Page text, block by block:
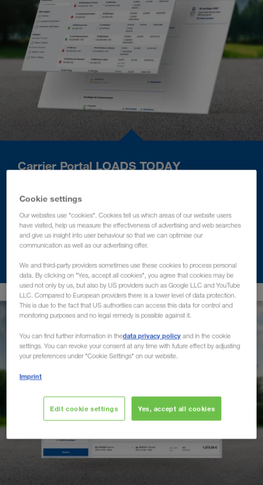
Carrier Portal LOADS TODAY
действий и перевозок, выполняемых перевозчиками
повседневно.
УЗНАТЬ БОЛЬШЕ
Cookie settings
Our websites use "cookies". Cookies tell us which areas of our website users
have visited, help us measure the effectiveness of advertising and web searches
and give us insight into user behaviour so that we can optimise our
communication as well as our advertising offer.
We and third-party providers sometimes use these cookies to process personal
data. By clicking on "Yes, accept all cookies", you agree that cookies may be
used not only by us, but also by US providers such as Google LLC and YouTube
LLC. Compared to European providers there is a lower level of data protection.
This is due to the fact that US authorities can access this data for control and
monitoring purposes and no legal remedy is possible against it.
You can find further information in thedata privacy policy and in the cookie
settings. You can revoke your consent at any time with future effect by adjusting
your preferences under "Cookie Settings" on our website.
Imprint
Edit cookie settings Yes, accept all cookies